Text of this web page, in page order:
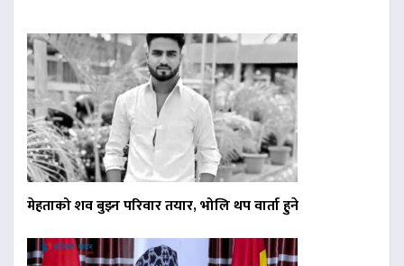
मेहताको शव बुझ्न परिवार तयार, भोलि थप वार्ता हुने